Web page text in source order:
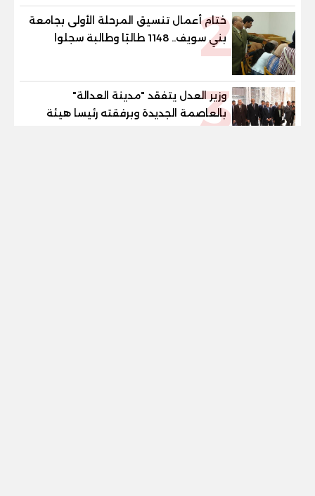
2
ختام أعمال تنسيق المرحلة الأولى بجامعة
بني سويف.. 1148 طالبًا وطالبة سجلوا
رغباتهم
3
وزير العدل يتفقد "مدينة العدالة"
بالعاصمة الجديدة وبرفقته رئيسا هيئة